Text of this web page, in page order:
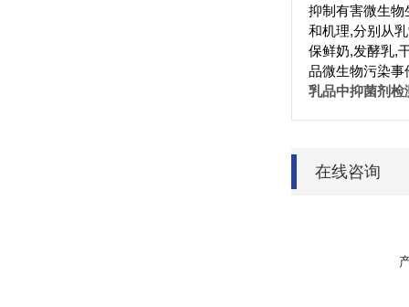
抑制有害微生物
和机理,分别从
保鲜奶,发酵乳,
品微生物污染事
乳品中抑菌剂检
在线咨询